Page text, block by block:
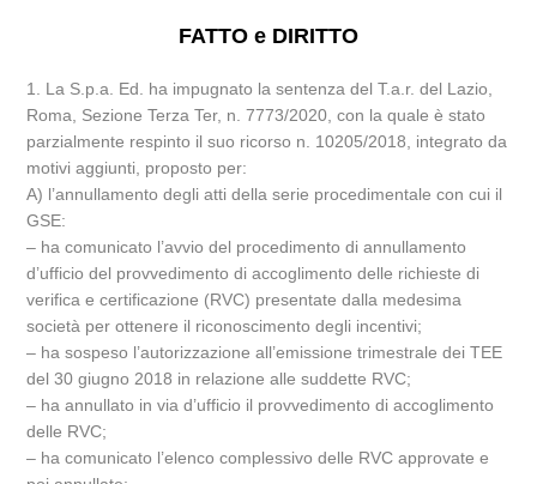
FATTO e DIRITTO
1. La S.p.a. Ed. ha impugnato la sentenza del T.a.r. del Lazio,
Roma, Sezione Terza Ter, n. 7773/2020, con la quale è stato
parzialmente respinto il suo ricorso n. 10205/2018, integrato da
motivi aggiunti, proposto per:
A) l’annullamento degli atti della serie procedimentale con cui il
GSE:
– ha comunicato l’avvio del procedimento di annullamento
d’ufficio del provvedimento di accoglimento delle richieste di
verifica e certificazione (RVC) presentate dalla medesima
società per ottenere il riconoscimento degli incentivi;
– ha sospeso l’autorizzazione all’emissione trimestrale dei TEE
del 30 giugno 2018 in relazione alle suddette RVC;
– ha annullato in via d’ufficio il provvedimento di accoglimento
delle RVC;
– ha comunicato l’elenco complessivo delle RVC approvate e